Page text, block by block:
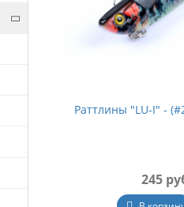
Раттлины "LU-I" -
245